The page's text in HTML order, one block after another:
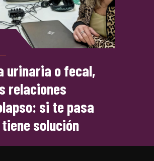
urinaria o fecal,
relaciones
si te pasa
solución